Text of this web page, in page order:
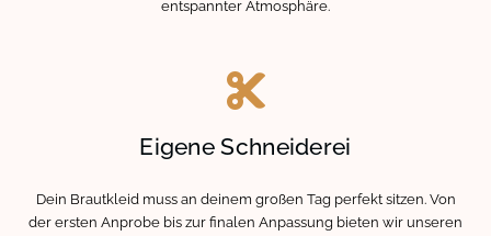
entspannter Atmosphäre.
Eigene Schneiderei
Dein Brautkleid muss an deinem großen Tag perfekt sitzen. Von
der ersten Anprobe bis zur finalen Anpassung bieten wir unseren